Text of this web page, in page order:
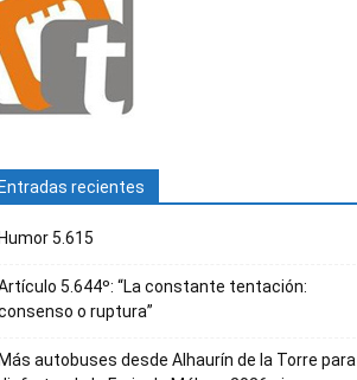
recientes
5.615
5.644º: “La constante tentación:
o ruptura”
autobuses desde Alhaurín de la Torre para